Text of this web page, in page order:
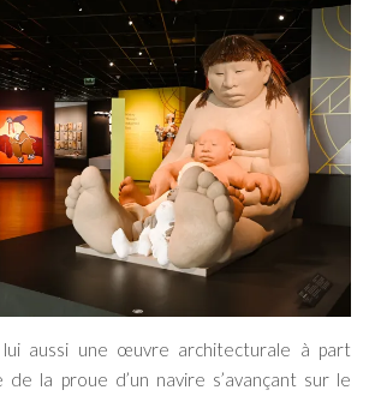
aussi une œuvre architecturale à part
de la proue d’un navire s’avançant sur le